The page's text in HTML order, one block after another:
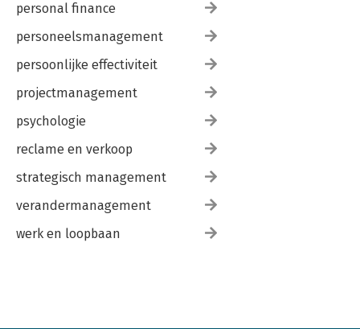
personal finance
personeelsmanagement
persoonlijke effectiviteit
projectmanagement
psychologie
reclame en verkoop
strategisch management
verandermanagement
werk en loopbaan